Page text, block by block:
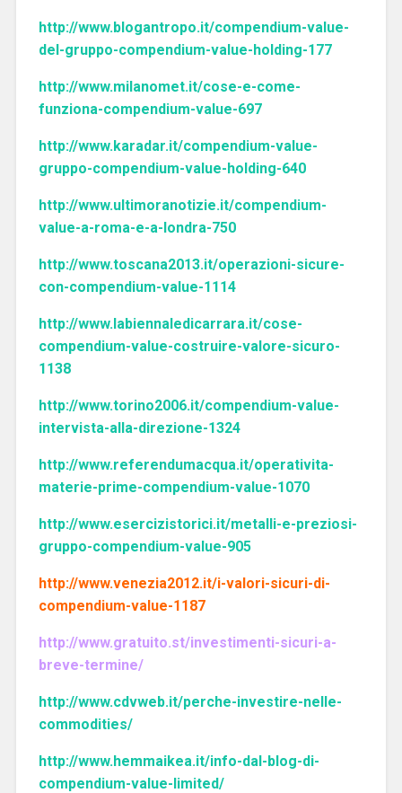
http://www.blogantropo.it/compendium-value-
del-gruppo-compendium-value-holding-177
http://www.milanomet.it/cose-e-come-
funziona-compendium-value-697
http://www.karadar.it/compendium-value-
gruppo-compendium-value-holding-640
http://www.ultimoranotizie.it/compendium-
value-a-roma-e-a-londra-750
http://www.toscana2013.it/operazioni-sicure-
con-compendium-value-1114
http://www.labiennaledicarrara.it/cose-
compendium-value-costruire-valore-sicuro-
1138
http://www.torino2006.it/compendium-value-
intervista-alla-direzione-1324
http://www.referendumacqua.it/operativita-
materie-prime-compendium-value-1070
http://www.esercizistorici.it/metalli-e-preziosi-
gruppo-compendium-value-905
http://www.venezia2012.it/i-valori-sicuri-di-
compendium-value-1187
http://www.gratuito.st/investimenti-sicuri-a-
breve-termine/
http://www.cdvweb.it/perche-investire-nelle-
commodities/
http://www.hemmaikea.it/info-dal-blog-di-
compendium-value-limited/